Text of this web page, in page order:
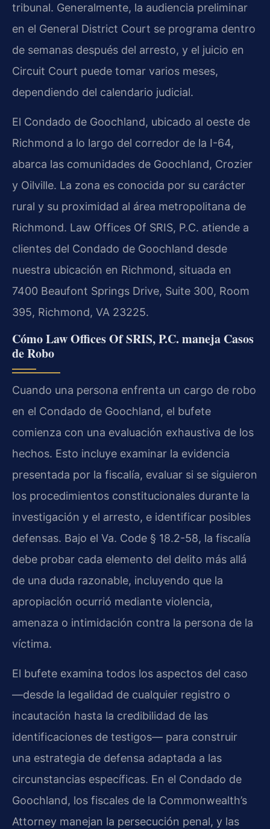
tribunal. Generalmente, la audiencia preliminar
en el General District Court se programa dentro
de semanas después del arresto, y el juicio en
Circuit Court puede tomar varios meses,
dependiendo del calendario judicial.
El Condado de Goochland, ubicado al oeste de
Richmond a lo largo del corredor de la I-64,
abarca las comunidades de Goochland, Crozier
y Oilville. La zona es conocida por su carácter
rural y su proximidad al área metropolitana de
Richmond. Law Offices Of SRIS, P.C. atiende a
clientes del Condado de Goochland desde
nuestra ubicación en Richmond, situada en
7400 Beaufont Springs Drive, Suite 300, Room
395, Richmond, VA 23225.
Cómo Law Offices Of SRIS, P.C. maneja Casos
de Robo
Cuando una persona enfrenta un cargo de robo
en el Condado de Goochland, el bufete
comienza con una evaluación exhaustiva de los
hechos. Esto incluye examinar la evidencia
presentada por la fiscalía, evaluar si se siguieron
los procedimientos constitucionales durante la
investigación y el arresto, e identificar posibles
defensas. Bajo el Va. Code § 18.2-58, la fiscalía
debe probar cada elemento del delito más allá
de una duda razonable, incluyendo que la
apropiación ocurrió mediante violencia,
amenaza o intimidación contra la persona de la
víctima.
El bufete examina todos los aspectos del caso
—desde la legalidad de cualquier registro o
incautación hasta la credibilidad de las
identificaciones de testigos— para construir
una estrategia de defensa adaptada a las
circunstancias específicas. En el Condado de
Goochland, los fiscales de la Commonwealth’s
Attorney manejan la persecución penal, y las